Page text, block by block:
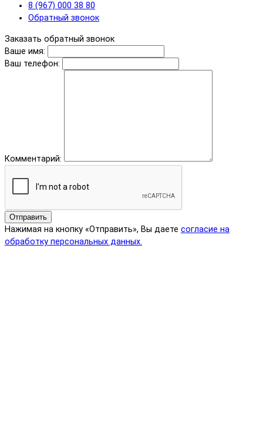
8 (967) 000 38 80
Обратный звонок
Заказать обратный звонок
Ваше имя:
Ваш телефон:
Комментарий:
Отправить
Нажимая на кнопку «Отправить», Вы даете согласие на
обработку персональных данных.